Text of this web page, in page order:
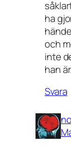
ha
och
inte
han
Svara